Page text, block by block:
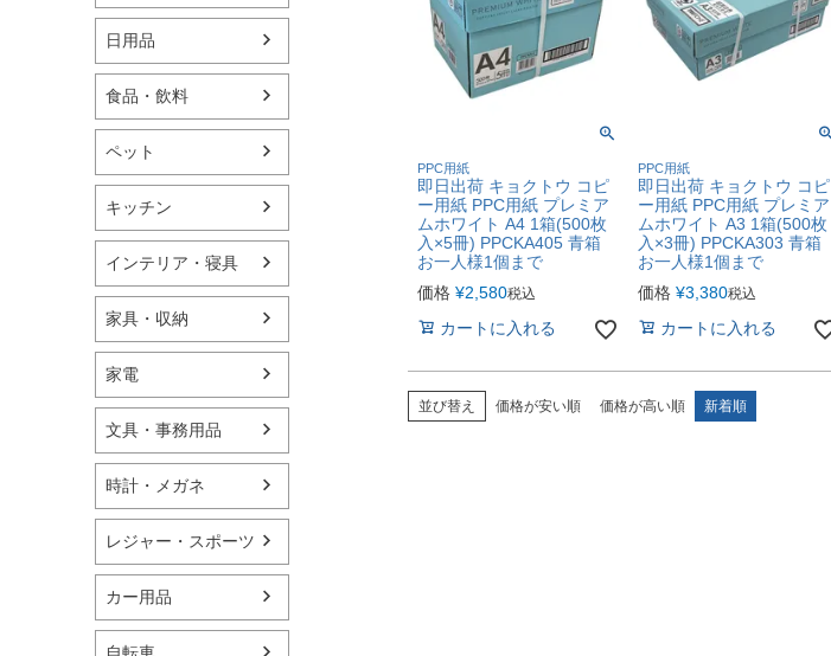
日用品
食品・飲料
ペット
キッチン
インテリア・寝具
家具・収納
家電
文具・事務用品
時計・メガネ
レジャー・スポーツ
カー用品
PPC用紙
即日出荷 キョクトウ コピ
ー用紙 PPC用紙 プレミア
ムホワイト A4 1箱(500枚
入×5冊) PPCKA405 青箱
お一人様1個まで
価格 ¥2,580税込
カートに入れる
PPC用紙
即日出荷 キョクトウ コピ
ー用紙 PPC用紙 プレミア
ムホワイト A3 1箱(500枚
入×3冊) PPCKA303 青箱
お一人様1個まで
価格 ¥3,380税込
カートに入れる
並び替え 価格が安い順 価格が高い順 新着順